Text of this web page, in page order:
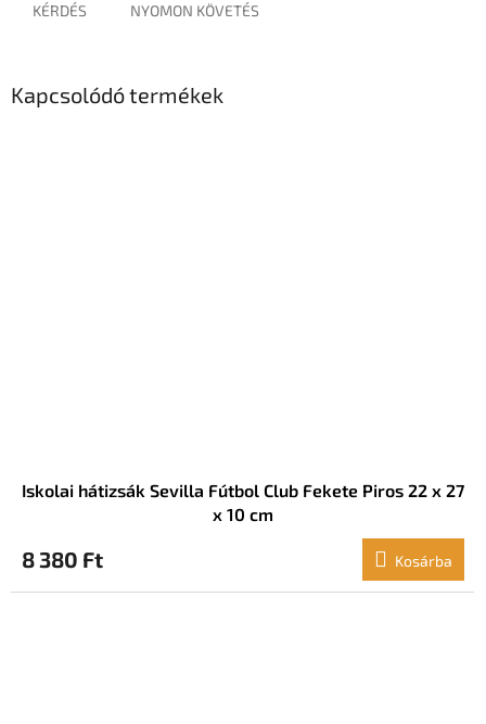
KÉRDÉS NYOMON KÖVETÉS
Kapcsolódó termékek
Iskolai hátizsák Sevilla Fútbol Club Fekete Piros 22 x 27
x 10 cm
8 380 Ft Kosárba